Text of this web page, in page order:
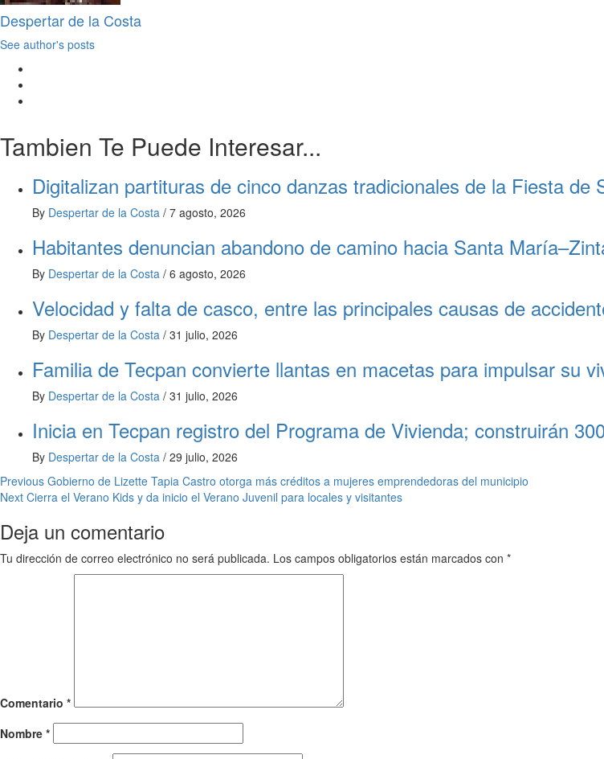
Despertar de la Costa
See author's posts
Tambien Te Puede Interesar...
Digitalizan partituras de cinco danzas tradicionales de la Fiesta de
By Despertar de la Costa / 7 agosto, 2026
Habitantes denuncian abandono de camino hacia Santa
By Despertar de la Costa / 6 agosto, 2026
Velocidad y falta de casco, entre las principales causas de
By Despertar de la Costa / 31 julio, 2026
Familia de Tecpan convierte llantas en macetas para impulsar su
By Despertar de la Costa / 31 julio, 2026
Inicia en Tecpan registro del Programa de Vivienda; construirán
By Despertar de la Costa / 29 julio, 2026
Post
navigation
Previous Gobierno de Lizette Tapia Castro otorga más créditos a mujeres emprendedoras del municipio
Next Cierra el Verano Kids y da inicio el Verano Juvenil para locales y visitantes
Deja un comentario
Tu dirección de correo electrónico no será publicada. Los campos obligatorios están marcados con *
Comentario *
Nombre *